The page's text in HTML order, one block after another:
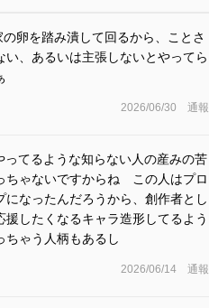
卵を踏み潰して回るから、ことさ
、あるいは主張しないとやってら
2026/06/30 通報
てるような知らない人の産みの苦
ちゃないですからね この人はプロ
なったんだろうから、創作者とし
したくなるキャラ造形してるよう
ゃう人柄もあるし
2026/06/14 通報